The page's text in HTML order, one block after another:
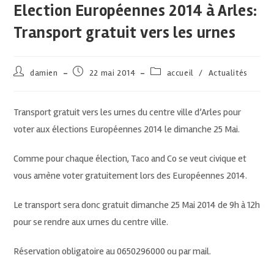
Election Européennes 2014 à Arles:
Transport gratuit vers les urnes
damien 22 mai 2014 accueil / Actualités
Transport gratuit vers les urnes du centre ville d’Arles pour
voter aux élections Européennes 2014 le dimanche 25 Mai.
Comme pour chaque élection, Taco and Co se veut civique et
vous amène voter gratuitement lors des Européennes 2014.
Le transport sera donc gratuit dimanche 25 Mai 2014 de 9h à 12h
pour se rendre aux urnes du centre ville.
Réservation obligatoire au 0650296000 ou par mail.